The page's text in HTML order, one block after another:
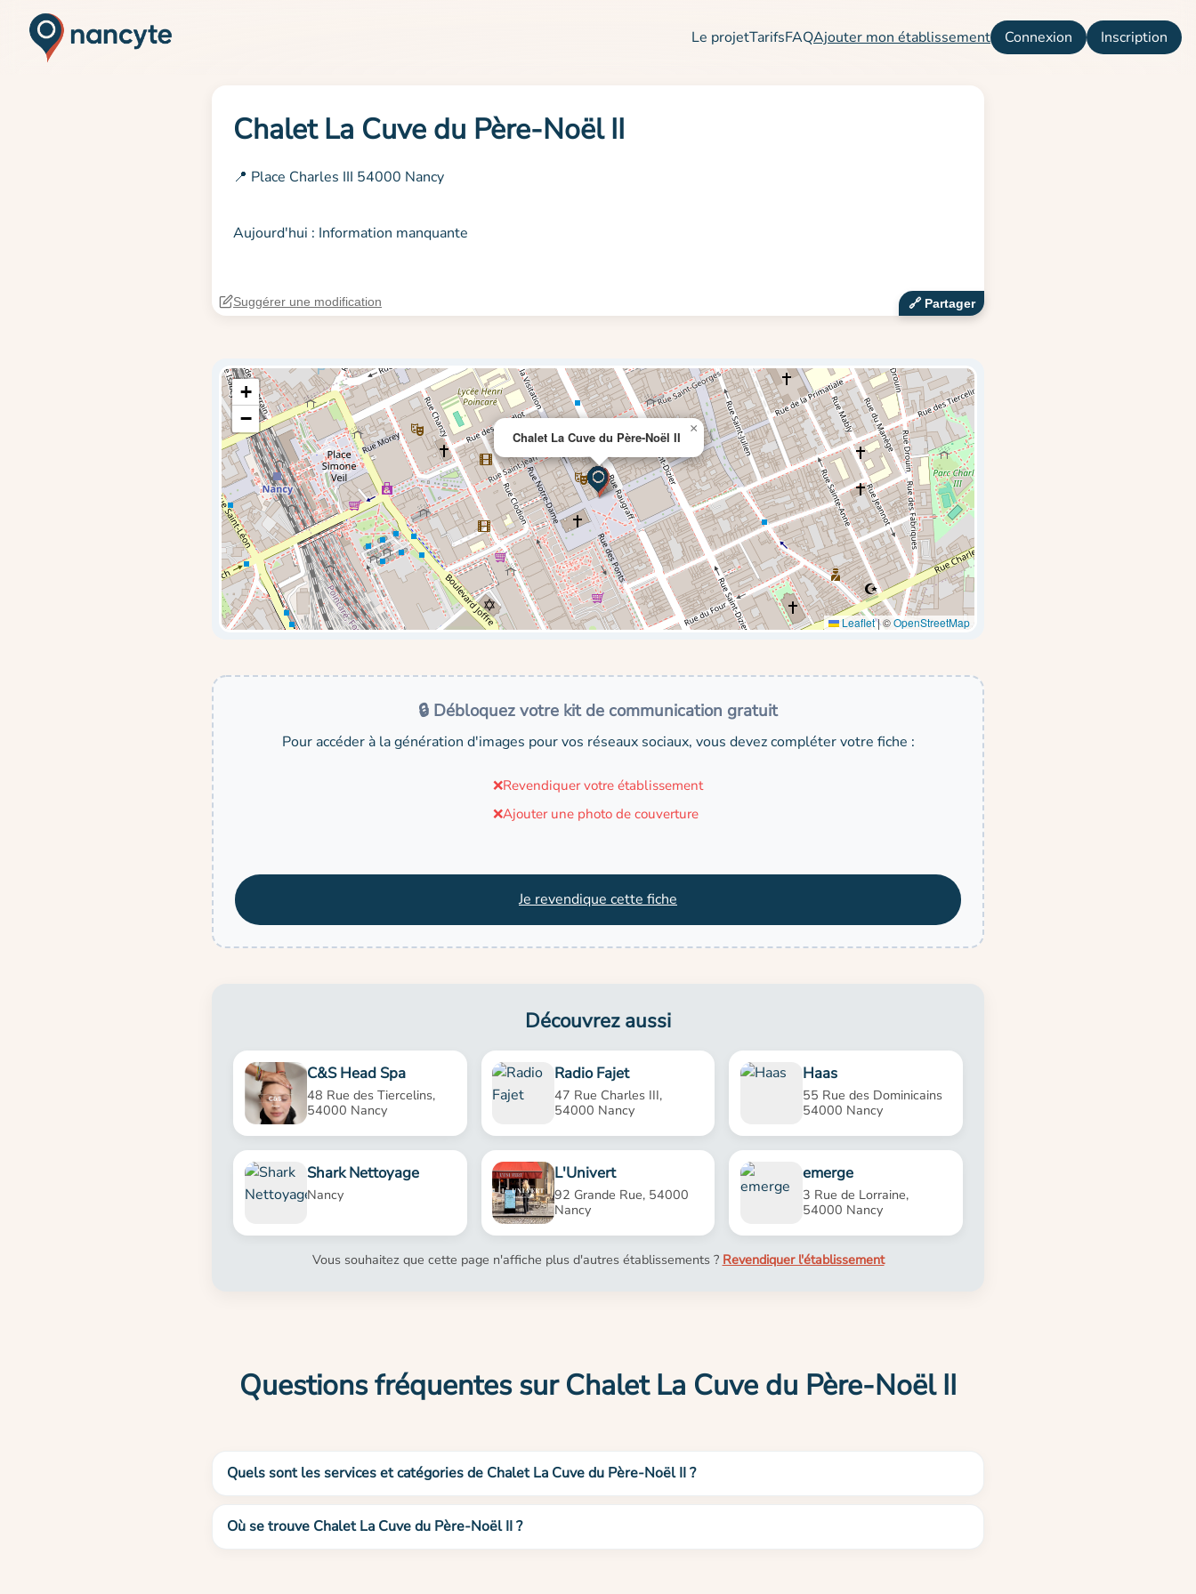
Le projetTarifsFAQAjouter mon établissement Connexion Inscription
Chalet La Cuve du Père-Noël II
📍 Place Charles III 54000 Nancy
Aujourd'hui : Information manquante
🔗‍️ Partager
Suggérer une modification
Chalet La Cuve du Père-Noël II
×
+
−
Leaflet|©OpenStreetMap
🔒 Débloquez votre kit de communication gratuit
Pour accéder à la génération d'images pour vos réseaux sociaux, vous devez compléter votre fiche :
❌Revendiquer votre établissement
❌Ajouter une photo de couverture
Je revendique cette fiche
Découvrez aussi
C&S Head Spa
48 Rue des Tiercelins,
54000 Nancy
Radio Fajet
47 Rue Charles III,
54000 Nancy
Haas
55 Rue des Dominicains
54000 Nancy
Shark Nettoyage
Nancy
L'Univert
92 Grande Rue, 54000
Nancy
emerge
3 Rue de Lorraine,
54000 Nancy
Vous souhaitez que cette page n'affiche plus d'autres établissements ? Revendiquer l'établissement
Questions fréquentes sur Chalet La Cuve du Père-Noël II
Quels sont les services et catégories de Chalet La Cuve du Père-Noël II ?
Où se trouve Chalet La Cuve du Père-Noël II ?